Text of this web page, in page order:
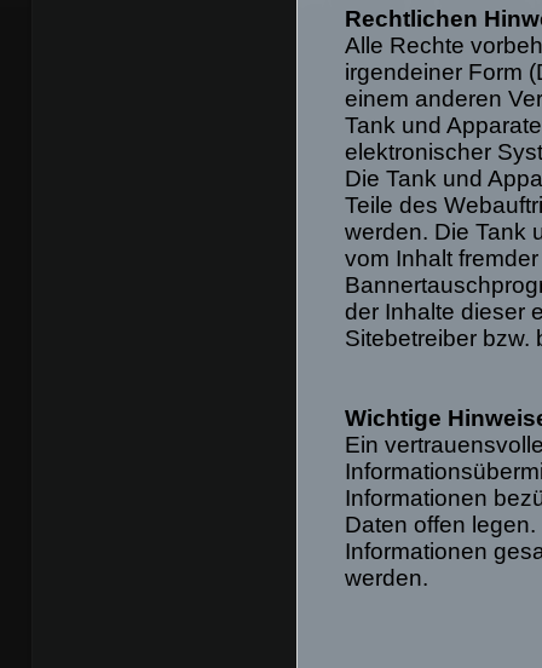
Rechtlichen
Alle Rechte
irgendeiner Form
einem anderen
Tank und
elektronischer
Die Tank und
Teile des
werden. Die Tank
vom Inhalt
der Inhalte dieser
Sitebetreiber bzw.
Wichtige
Ein
Informationen
Daten offen
Informationen
werden.